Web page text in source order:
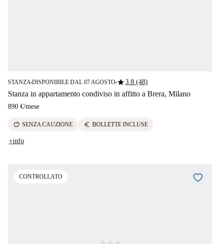
STANZA■DISPONIBILE DAL 07 AGOSTO■star3.8 (48)
Stanza in appartamento condiviso in affitto a Brera, Milano
890 €/mese
savings SENZA CAUZIONE euro BOLLETTE INCLUSE
+info
CONTROLLATO